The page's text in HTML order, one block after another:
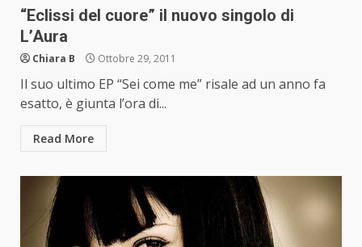
“Eclissi del cuore” il nuovo singolo di
L’Aura
Chiara B Ottobre 29, 2011
Il suo ultimo EP “Sei come me” risale ad un anno fa
esatto, è giunta l’ora di...
Read More